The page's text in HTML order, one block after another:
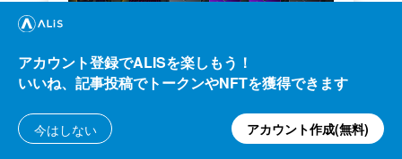
ゲーム
【初心者向け】Splinterlandsの遊び方
【BCG】
アカウント登録でALISを楽しもう！
いいね、記事投稿でトークンやNFTを獲得できます
今はしない アカウント作成(無料)